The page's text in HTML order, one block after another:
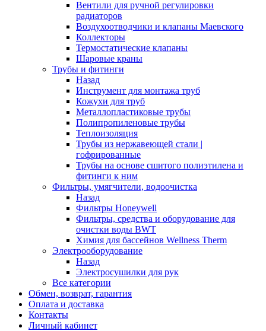
Вентили для ручной регулировки
радиаторов
Воздухоотводчики и клапаны Маевского
Коллекторы
Термостатические клапаны
Шаровые краны
Трубы и фитинги
Назад
Инструмент для монтажа труб
Кожухи для труб
Металлопластиковые трубы
Полипропиленовые трубы
Теплоизоляция
Трубы из нержавеющей стали |
гофрированные
Трубы на основе сшитого полиэтилена и
фитинги к ним
Фильтры, умягчители, водоочистка
Назад
Фильтры Honeywell
Фильтры, средства и оборудование для
очистки воды BWT
Химия для бассейнов Wellness Therm
Электрооборудование
Назад
Электросушилки для рук
Все категории
Обмен, возврат, гарантия
Оплата и доставка
Контакты
Личный кабинет